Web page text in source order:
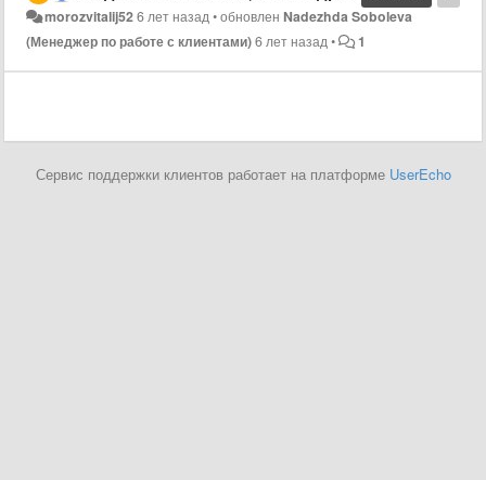
morozvitalij526 лет назад•обновлен Nadezhda Soboleva
(Менеджер по работе с клиентами)6 лет назад• 1
Сервис поддержки клиентов работает на платформе UserEcho